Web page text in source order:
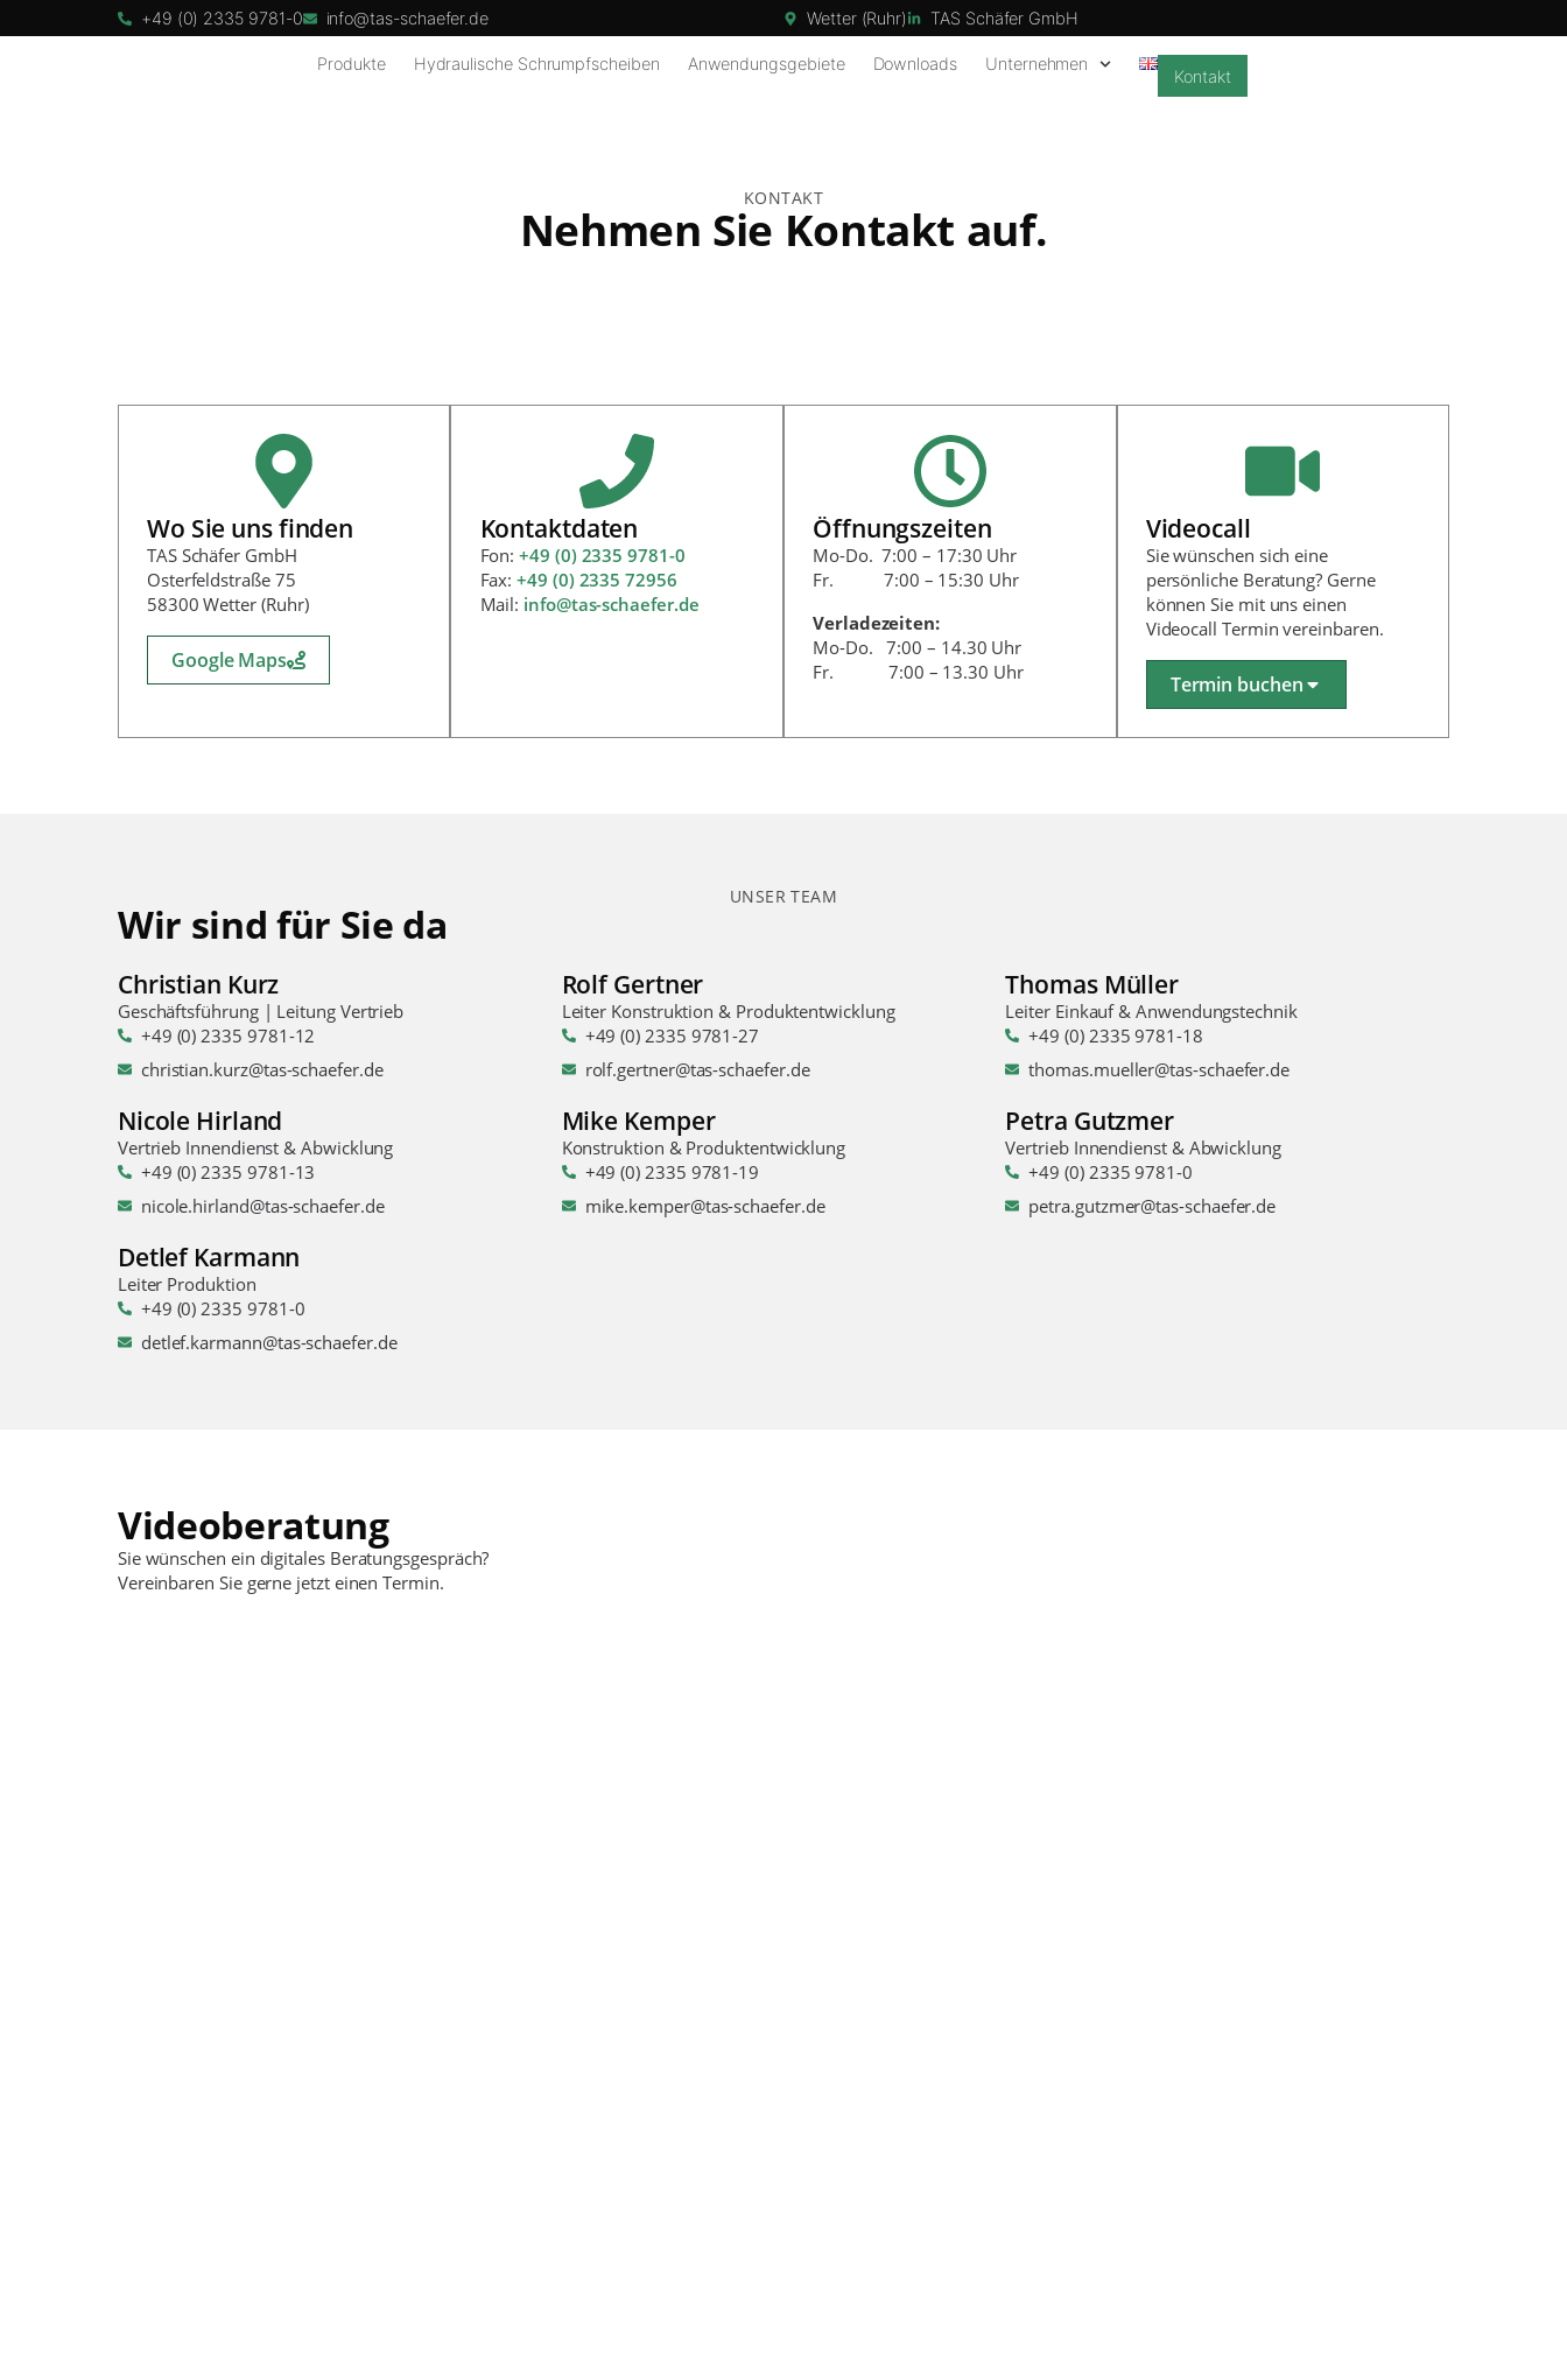
+49 (0) 2335 9781-0 info@tas-schaefer.de Wetter (Ruhr) TAS Schäfer GmbH
Produkte Hydraulische Schrumpfscheiben Anwendungsgebiete Downloads Unternehmen
Kontakt
KONTAKT
Nehmen Sie Kontakt auf.
Wo Sie uns finden
TAS Schäfer GmbH
Osterfeldstraße 75
58300 Wetter (Ruhr)
Google Maps
Kontaktdaten
Fon:+49 (0) 2335 9781-0
Fax:+49 (0) 2335 72956
Mail: info@tas-schaefer.de
Öffnungszeiten
Mo-Do. 7:00 – 17:30 Uhr
Fr. 7:00 – 15:30 Uhr
Verladezeiten:
Mo-Do. 7:00 – 14.30 Uhr
Fr. 7:00 – 13.30 Uhr
Videocall
Sie wünschen sich eine
persönliche Beratung? Gerne
können Sie mit uns einen
Videocall Termin vereinbaren.
Termin buchen
UNSER TEAM
Wir sind für Sie da
Christian Kurz
Geschäftsführung | Leitung Vertrieb
+49 (0) 2335 9781-12
christian.kurz@tas-schaefer.de
Rolf Gertner
Leiter Konstruktion & Produktentwicklung
+49 (0) 2335 9781-27
rolf.gertner@tas-schaefer.de
Thomas Müller
Leiter Einkauf & Anwendungstechnik
+49 (0) 2335 9781-18
thomas.mueller@tas-schaefer.de
Nicole Hirland
Vertrieb Innendienst & Abwicklung
+49 (0) 2335 9781-13
nicole.hirland@tas-schaefer.de
Mike Kemper
Konstruktion & Produktentwicklung
+49 (0) 2335 9781-19
mike.kemper@tas-schaefer.de
Petra Gutzmer
Vertrieb Innendienst & Abwicklung
+49 (0) 2335 9781-0
petra.gutzmer@tas-schaefer.de
Detlef Karmann
Leiter Produktion
+49 (0) 2335 9781-0
detlef.karmann@tas-schaefer.de
Videoberatung
Sie wünschen ein digitales Beratungsgespräch?
Vereinbaren Sie gerne jetzt einen Termin.